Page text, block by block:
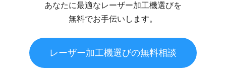
あなたに最適なレーザー加工機選びを
無料でお手伝いします。
レーザー加工機選びの無料相談